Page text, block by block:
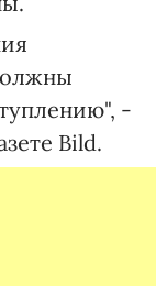
-
Bild.